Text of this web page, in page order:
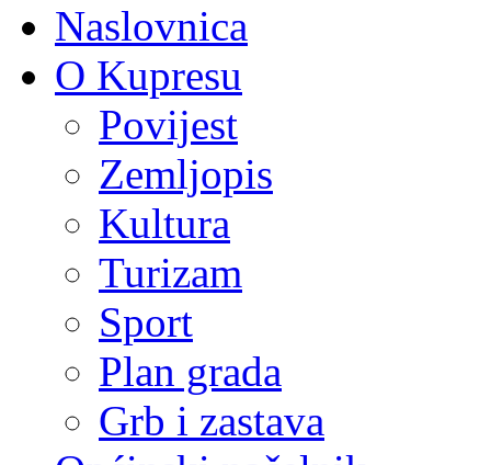
Naslovnica
O Kupresu
Povijest
Zemljopis
Kultura
Turizam
Sport
Plan grada
Grb i zastava